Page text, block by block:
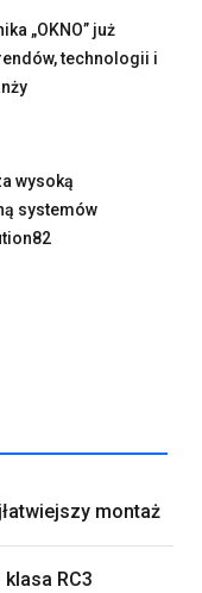
„OKNO” już
technologii i
wysoką
systemów
montaż
RC3